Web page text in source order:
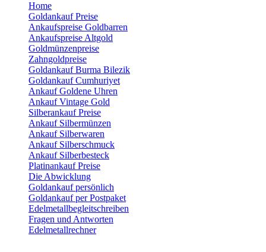
Home
Goldankauf Preise
Ankaufspreise Goldbarren
Ankaufspreise Altgold
Goldmünzenpreise
Zahngoldpreise
Goldankauf Burma Bilezik
Goldankauf Cumhuriyet
Ankauf Goldene Uhren
Ankauf Vintage Gold
Silberankauf Preise
Ankauf Silbermünzen
Ankauf Silberwaren
Ankauf Silberschmuck
Ankauf Silberbesteck
Platinankauf Preise
Die Abwicklung
Goldankauf persönlich
Goldankauf per Postpaket
Edelmetallbegleitschreiben
Fragen und Antworten
Edelmetallrechner